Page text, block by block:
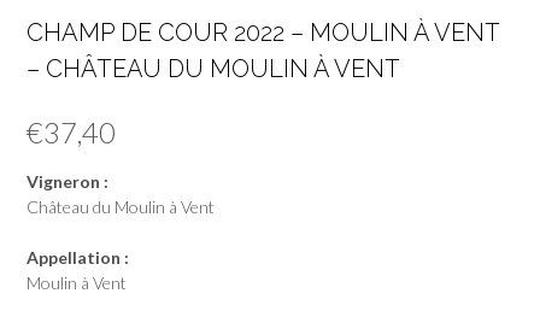
CHAMP DE COUR 2022 – MOULIN À VENT
– CHÂTEAU DU MOULIN À VENT
€37,40
Vigneron :
Château du Moulin à Vent
Appellation :
Moulin à Vent